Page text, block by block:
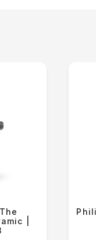
|